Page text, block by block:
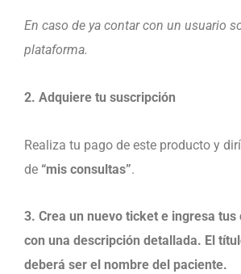
En caso de ya contar con un usuario
plataforma.
2. Adquiere tu suscripción
Realiza tu pago de este producto y
de “mis consultas”.
3. Crea un nuevo ticket e ingresa tus
con una descripción detallada. El
deberá ser el nombre del paciente.